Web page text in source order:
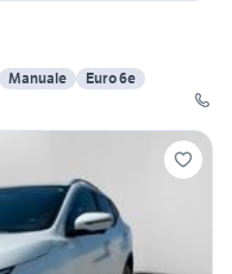
Manuale
Euro 6e